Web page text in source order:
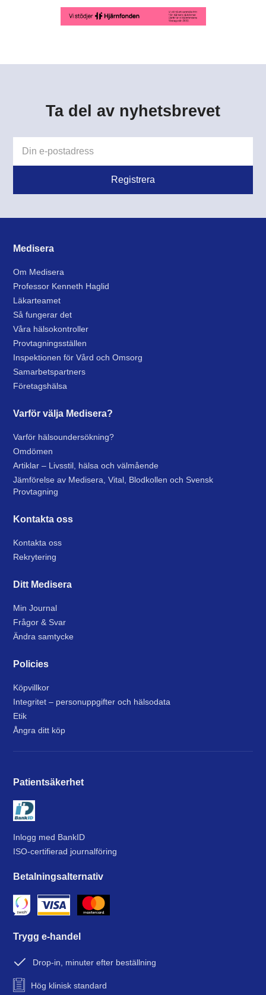
Ta del av nyhetsbrevet
Medisera
Om Medisera
Professor Kenneth Haglid
Läkarteamet
Så fungerar det
Våra hälsokontroller
Provtagningsställen
Inspektionen för Vård och Omsorg
Samarbetspartners
Företagshälsa
Varför välja Medisera?
Varför hälsoundersökning?
Omdömen
Artiklar – Livsstil, hälsa och välmående
Jämförelse av Medisera, Vital, Blodkollen och Svensk
Provtagning
Kontakta oss
Kontakta oss
Rekrytering
Ditt Medisera
Min Journal
Frågor & Svar
Ändra samtycke
Policies
Köpvillkor
Integritet – personuppgifter och hälsodata
Etik
Ångra ditt köp
Patientsäkerhet
Inlogg med BankID
ISO-certifierad journalföring
Betalningsalternativ
Trygg e-handel
Drop-in, minuter efter beställning
Hög klinisk standard